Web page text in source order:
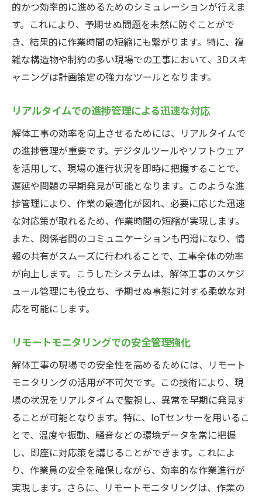
的かつ効率的に進めるためのシミュレーションが行えま
す。これにより、予期せぬ問題を未然に防ぐことがで
き、結果的に作業時間の短縮にも繋がります。特に、複
雑な構造物や制約の多い現場での工事において、3Dスキ
ャニングは計画策定の強力なツールとなります。
リアルタイムでの進捗管理による迅速な対応
解体工事の効率を向上させるためには、リアルタイムで
の進捗管理が重要です。デジタルツールやソフトウェア
を活用して、現場の進行状況を即時に把握することで、
遅延や問題の早期発見が可能となります。このような進
捗管理により、作業の最適化が図れ、必要に応じた迅速
な対応策が取れるため、作業時間の短縮が実現します。
また、関係者間のコミュニケーションも円滑になり、情
報の共有がスムーズに行われることで、工事全体の効率
が向上します。こうしたシステムは、解体工事のスケジ
ュール管理にも役立ち、予期せぬ事態に対する柔軟な対
応を可能にします。
リモートモニタリングでの安全管理強化
解体工事の現場での安全性を高めるためには、リモート
モニタリングの活用が不可欠です。この技術により、現
場の状況をリアルタイムで監視し、異常を早期に発見す
ることが可能となります。特に、IoTセンサーを用いるこ
とで、温度や振動、騒音などの環境データを常に把握
し、即座に対応策を講じることができます。これによ
り、作業員の安全を確保しながら、効率的な作業進行が
実現します。さらに、リモートモニタリングは、作業の